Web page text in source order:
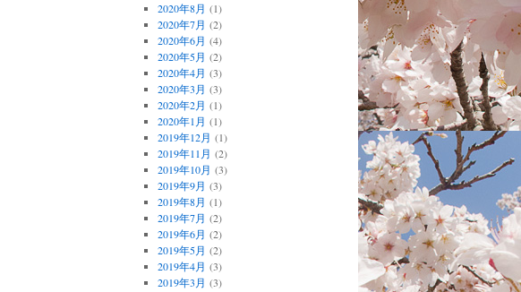
2020年8月 (1)
2020年7月 (2)
2020年6月 (4)
2020年5月 (2)
2020年4月 (3)
2020年3月 (3)
2020年2月 (1)
2020年1月 (1)
2019年12月 (1)
2019年11月 (2)
2019年10月 (3)
2019年9月 (3)
2019年8月 (1)
2019年7月 (2)
2019年6月 (2)
2019年5月 (2)
2019年4月 (3)
2019年3月 (3)